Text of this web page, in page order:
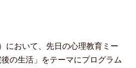
において、先日の心理教育ミー
の生活」をテーマにプログラム